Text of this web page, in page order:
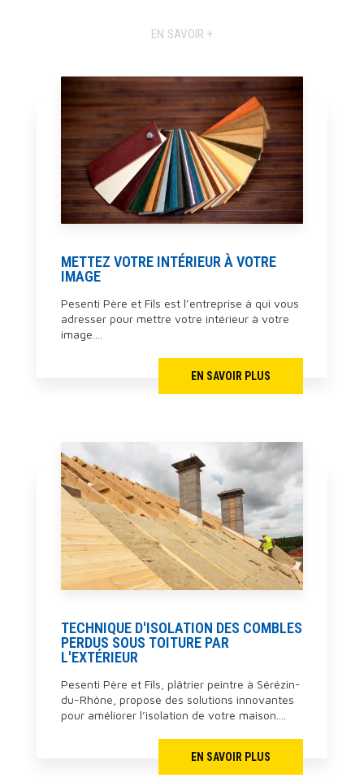
EN SAVOIR +
METTEZ VOTRE INTÉRIEUR À VOTRE
IMAGE
Pesenti Père et Fils est l’entreprise à qui vous
adresser pour mettre votre intérieur à votre
image....
EN SAVOIR PLUS
TECHNIQUE D'ISOLATION DES COMBLES
PERDUS SOUS TOITURE PAR
L'EXTÉRIEUR
Pesenti Père et Fils, plâtrier peintre à Sérézin-
du-Rhône, propose des solutions innovantes
pour améliorer l’isolation de votre maison....
EN SAVOIR PLUS